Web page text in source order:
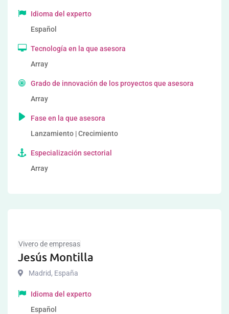
Idioma del experto
Español
Tecnología en la que asesora
Array
Grado de innovación de los proyectos que asesora
Array
Fase en la que asesora
Lanzamiento | Crecimiento
Especialización sectorial
Array
Vivero de empresas
Jesús Montilla
Madrid, España
Idioma del experto
Español